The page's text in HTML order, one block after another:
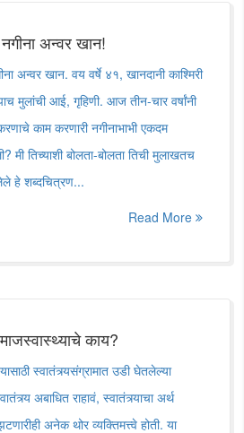
नगीना अन्वर खान!
अन्वर खान. वय वर्षे ४१, खानदानी काश्मिरी
मुलांची आई, गृहिणी. आज तीन-चार वर्षांनी
काम करणारी नगीनाभाभी एकदम
मी तिच्याशी बोलता-बोलता तिची मुलाखतच
हे शब्दचित्रण...
Read More
काय?
स्वातंत्र्यसंग्रामात उडी घेतलेल्या
अबाधित राहावं, स्वातंत्र्याचा अर्थ
अनेक थोर व्यक्तिमत्त्वे होती. या